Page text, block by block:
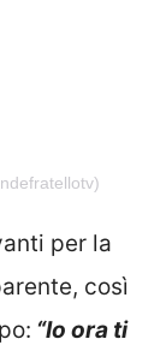
per la
così
“Io ora ti